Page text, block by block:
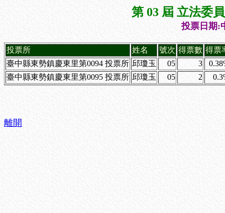
第 03 屆 立法委
投票日期:
投票所 姓名 號次 得票數 得票
臺中縣東勢鎮慶東里第0094 投票所 邱瓊玉 05 3
臺中縣東勢鎮慶東里第0095 投票所 邱瓊玉 05 2
離開